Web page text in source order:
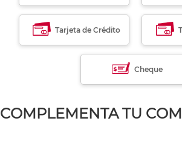
Tarjeta de Crédito
Cheque
COMPLEMENTA TU